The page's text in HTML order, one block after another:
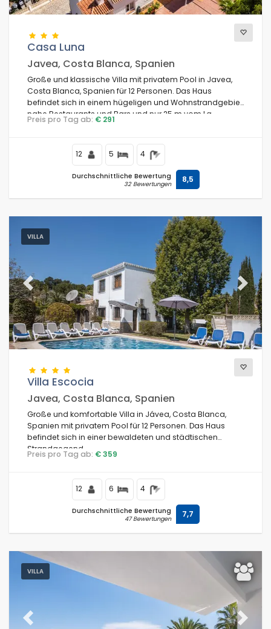
Casa Luna
Javea, Costa Blanca, Spanien
Große und klassische Villa mit privatem Pool in Javea,
Costa Blanca, Spanien für 12 Personen. Das Haus
befindet sich in einem hügeligen und Wohnstrandgebiet,
nahe Restaurants und Bars und nur 25 m vom La
Barraca Portixol Strand entfernt.
Preis pro Tag ab: € 291
12 5 4
Durchschnittliche Bewertung
32 Bewertungen 8,5
VILLA
Previous Next
Villa Escocia
Javea, Costa Blanca, Spanien
Große und komfortable Villa in Jávea, Costa Blanca,
Spanien mit privatem Pool für 12 Personen. Das Haus
befindet sich in einer bewaldeten und städtischen
Strandgegend.
Preis pro Tag ab: € 359
12 6 4
Durchschnittliche Bewertung
47 Bewertungen 7,7
VILLA
Previous Next